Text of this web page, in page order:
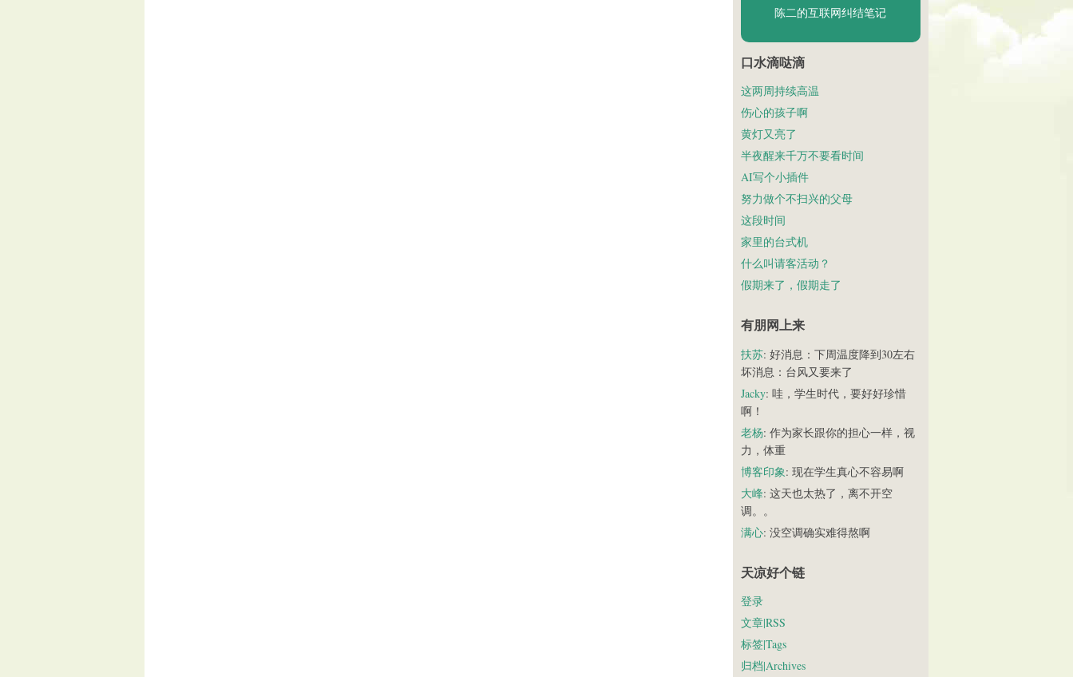
陈二的互联网纠结笔记
口水滴哒滴
这两周持续高温
伤心的孩子啊
黄灯又亮了
半夜醒来千万不要看时间
AI写个小插件
努力做个不扫兴的父母
这段时间
家里的台式机
什么叫请客活动？
假期来了，假期走了
有朋网上来
扶苏: 好消息：下周温度降到30左右
坏消息：台风又要来了
Jacky: 哇，学生时代，要好好珍惜
啊！
老杨: 作为家长跟你的担心一样，视
力，体重
博客印象: 现在学生真心不容易啊
大峰: 这天也太热了，离不开空
调。。
满心: 没空调确实难得熬啊
天凉好个链
登录
文章|RSS
标签|Tags
归档|Archives